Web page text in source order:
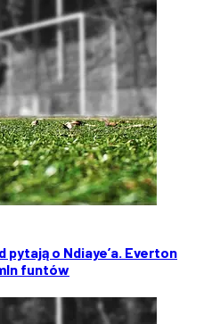
o Ndiaye’a. Everton
funtów